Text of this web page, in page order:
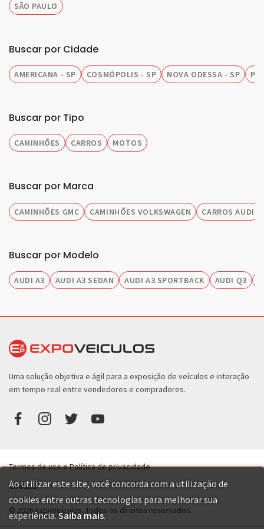
SÃO PAULO
Buscar por Cidade
AMERICANA - SP COSMÓPOLIS - SP NOVA ODESSA - SP
Buscar por Tipo
CAMINHÕES CARROS MOTOS
Buscar por Marca
CAMINHÕES GMC CAMINHÕES VOLKSWAGEN CARROS AUDI
Buscar por Modelo
AUDI A3 AUDI A3 SEDAN AUDI A3 SPORTBACK AUDI Q3
Ao utilizar este site, você concorda com a utilização de
cookies entre outras tecnologias para melhorar sua
experiência.Saiba mais.
Uma solução objetiva e ágil para a exposição de veículos e interação
em tempo real entre vendedores e compradores.
Termos de uso e Política de privacidade
Contato
© 2026 ExpoVeículos. Todos os direitos reservados.